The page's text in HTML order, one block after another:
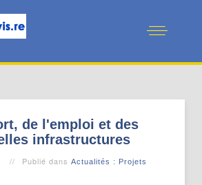
de l'emploi et des
infrastructures
Publié dans Actualités : Projets